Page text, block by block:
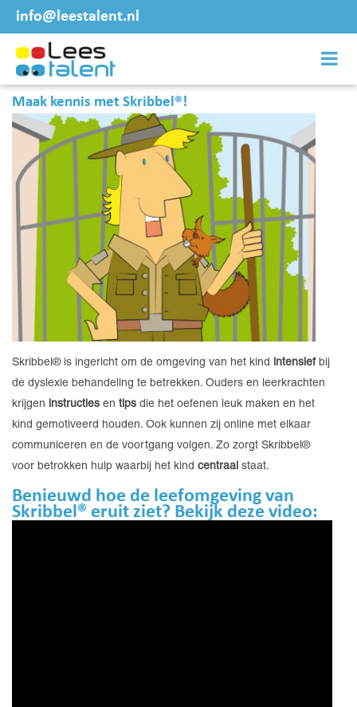
info@leestalent.nl
Maak kennis met Skribbel®!
Skribbel® is ingericht om de omgeving van het kind intensiefbij
de dyslexie behandeling te betrekken. Ouders en leerkrachten
krijgen
instructies en tips die het oefenen leuk maken en het
kind gemotiveerd houden. Ook kunnen zij online met elkaar
communiceren en de voortgang volgen. Zo zorgt Skribbel®
voor betrokken hulp waarbij het kind centraal staat.
Benieuwd hoe de leefomgeving van
Skribbel® eruit ziet? Bekijk deze video: